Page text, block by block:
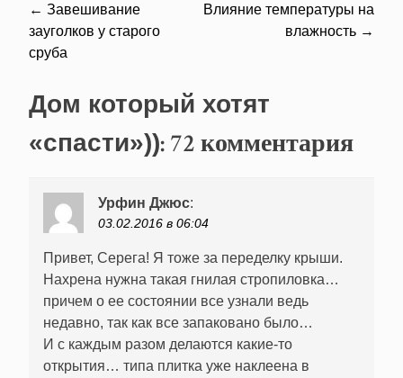
Навигация
по
записям
← Завешивание
зауголков у старого
сруба
Влияние температуры на
влажность →
Дом который хотят
«спасти»)): 72 комментария
Урфин Джюс:
03.02.2016 в 06:04
Привет, Серега! Я тоже за переделку крыши.
Нахрена нужна такая гнилая стропиловка…
причем о ее состоянии все узнали ведь
недавно, так как все запаковано было…
И с каждым разом делаются какие-то
открытия… типа плитка уже наклеена в